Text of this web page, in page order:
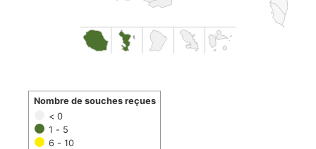
< 0
1 - 5
6 - 10
Nombre de souches reçues